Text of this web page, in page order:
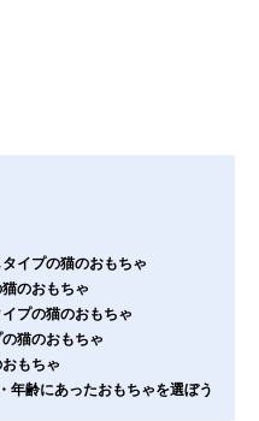
イプの猫のおもちゃ
のおもちゃ
プの猫のおもちゃ
猫のおもちゃ
もちゃ
年齢にあったおもちゃを選ぼう